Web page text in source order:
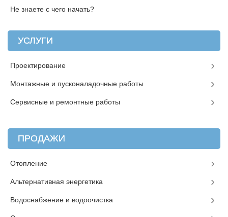
Не знаете с чего начать?
УСЛУГИ
Проектирование
Монтажные и пусконаладочные работы
Сервисные и ремонтные работы
ПРОДАЖИ
Отопление
Альтернативная энергетика
Водоснабжение и водоочистка